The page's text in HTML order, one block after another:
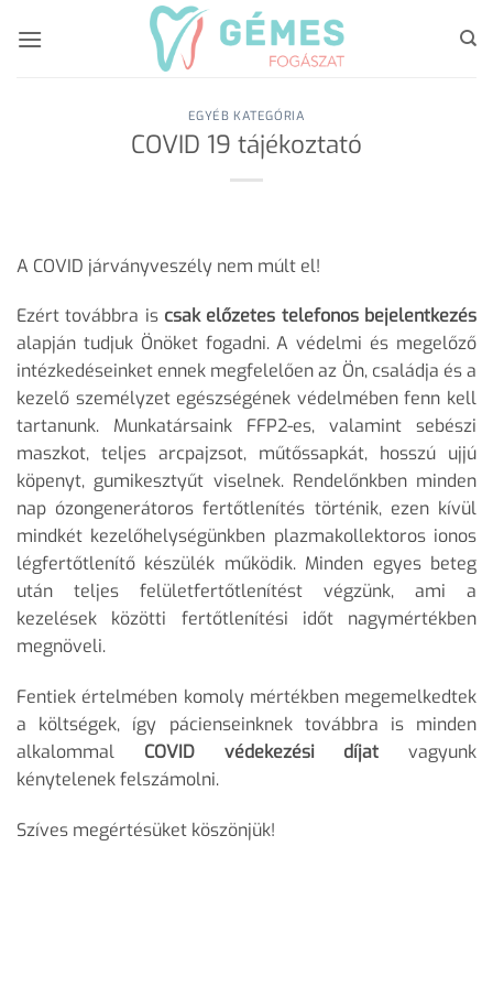
EGYÉB KATEGÓRIA
COVID 19 tájékoztató
A COVID járványveszély nem múlt el!
Ezért továbbra is csak előzetes telefonos bejelentkezés
alapján tudjuk Önöket fogadni. A védelmi és megelőző
intézkedéseinket ennek megfelelően az Ön, családja és a
kezelő személyzet egészségének védelmében fenn kell
tartanunk. Munkatársaink FFP2-es, valamint sebészi
maszkot, teljes arcpajzsot, műtőssapkát, hosszú ujjú
köpenyt, gumikesztyűt viselnek. Rendelőnkben minden
nap ózongenerátoros fertőtlenítés történik, ezen kívül
mindkét kezelőhelységünkben plazmakollektoros ionos
légfertőtlenítő készülék működik. Minden egyes beteg
után teljes felületfertőtlenítést végzünk, ami a
kezelések közötti fertőtlenítési időt nagymértékben
megnöveli.
Fentiek értelmében komoly mértékben megemelkedtek
a költségek, így pácienseinknek továbbra is minden
alkalommal COVID védekezési díjat vagyunk
kénytelenek felszámolni.
Szíves megértésüket köszönjük!